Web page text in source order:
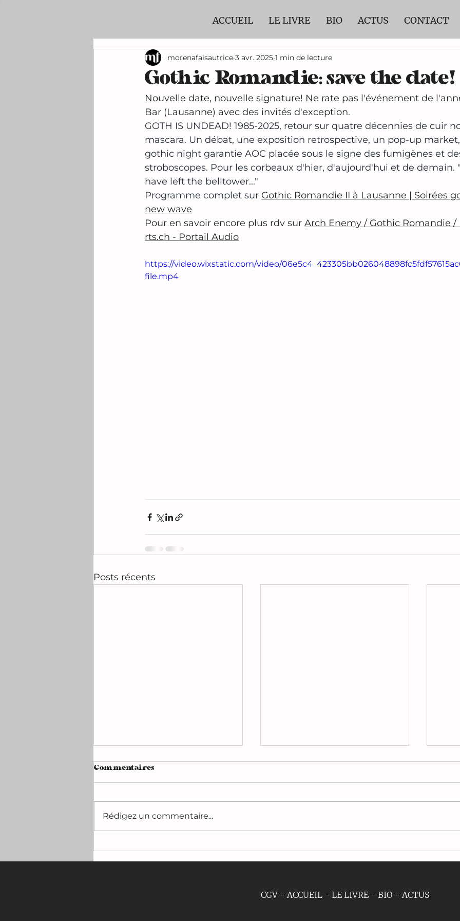
ACCUEIL LE LIVRE BIO ACTUS CONTACT
Gothic Romandie: save the date!
morenafaisautrice 3 avr. 2025 1 min de lecture
Nouvelle date, nouvelle signature! Ne rate pas l'événement de
Bar (Lausanne) avec des invités d'exception.
GOTH IS UNDEAD! 1985-2025, retour sur quatre décennies de cuir
mascara. Un débat, une exposition retrospective, un pop-up
gothic night garantie AOC placée sous le signe des fumigènes et
stroboscopes. Pour les corbeaux d'hier, d'aujourd'hui et de demain.
have left the belltower..."
Programme complet sur Gothic Romandie II à Lausanne | Soirées
new wave
Pour en savoir encore plus rdv sur Arch Enemy / Gothic Romandie /
rts.ch - Portail Audio
https://video.wixstatic.com/video/
file.mp4
Posts récents
Commentaires
Rédigez un commentaire...
CGV - ACCUEIL - LE LIVRE - BIO - ACTUS